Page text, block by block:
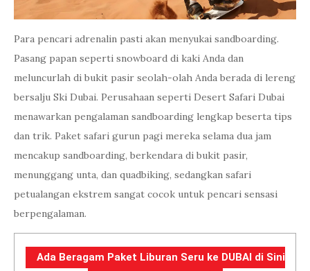
Para pencari adrenalin pasti akan menyukai sandboarding.
Pasang papan seperti snowboard di kaki Anda dan
meluncurlah di bukit pasir seolah-olah Anda berada di lereng
bersalju Ski Dubai. Perusahaan seperti Desert Safari Dubai
menawarkan pengalaman sandboarding lengkap beserta tips
dan trik. Paket safari gurun pagi mereka selama dua jam
mencakup sandboarding, berkendara di bukit pasir,
menunggang unta, dan quadbiking, sedangkan safari
petualangan ekstrem sangat cocok untuk pencari sensasi
berpengalaman.
Ada Beragam Paket Liburan Seru ke DUBAI di Sini